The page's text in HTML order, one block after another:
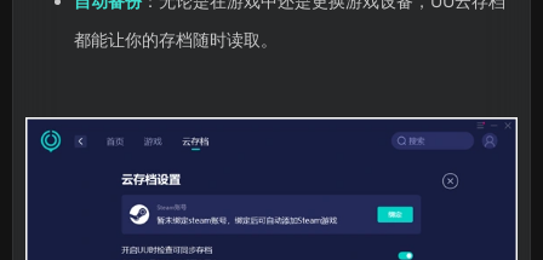
都能让你的存档随时读取。